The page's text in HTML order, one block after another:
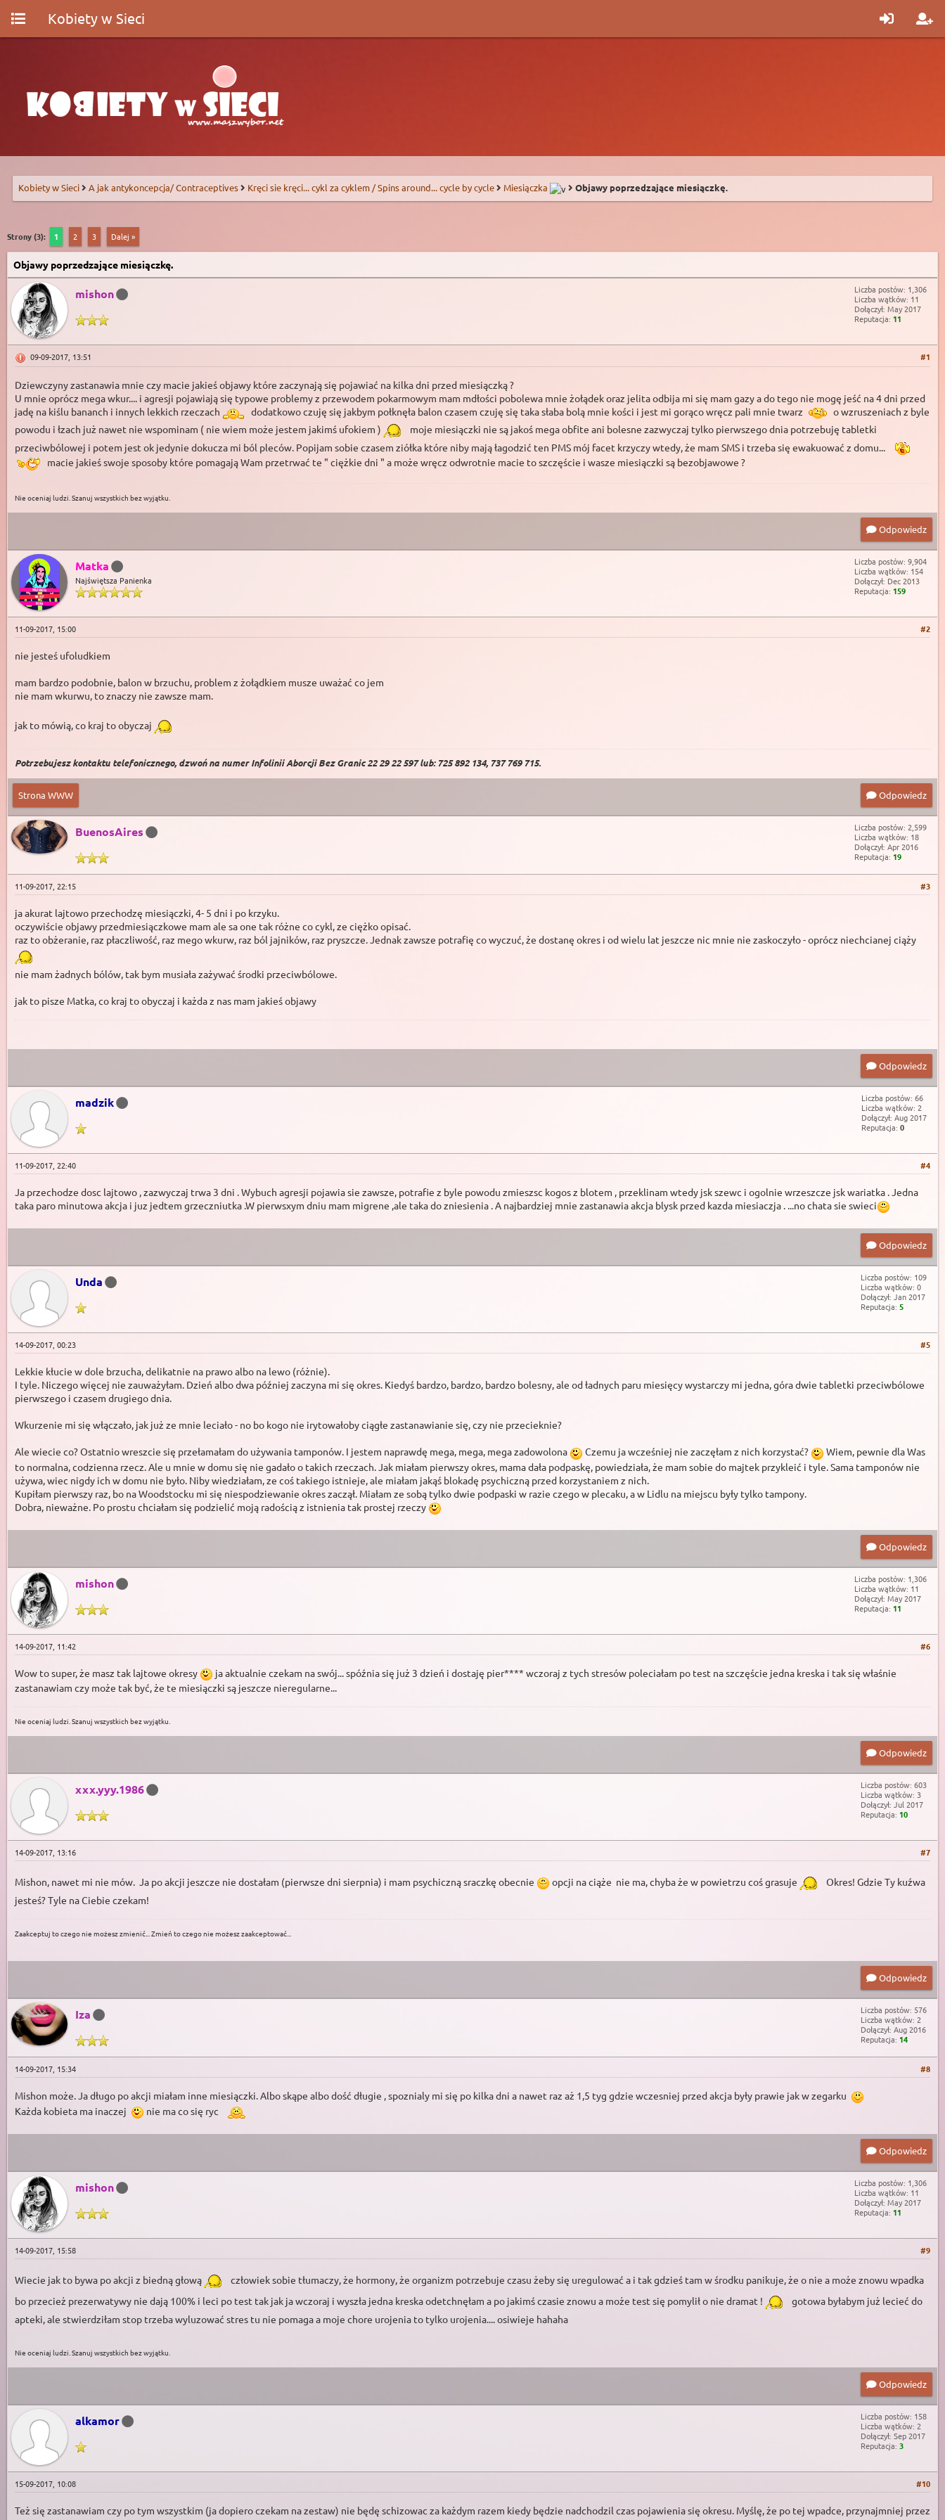
Kobiety w Sieci
Kobiety w Sieci A jak antykoncepcja/ Contraceptives Kręci sie kręci... cykl za cyklem / Spins around... cycle by cycle Miesiączka Objawy poprzedzające miesiączkę.
Strony (3): 1 2 3 Dalej »
Objawy poprzedzające miesiączkę.
mishon
Liczba postów: 1,306
Liczba wątków: 11
Dołączył: May 2017
Reputacja: 11
#1
09-09-2017, 13:51
Dziewczyny zastanawia mnie czy macie jakieś objawy które zaczynają się pojawiać na kilka dni przed miesiączką ?
U mnie oprócz mega wkur.... i agresji pojawiają się typowe problemy z przewodem pokarmowym mam mdłości pobolewa mnie żołądek oraz jelita odbija mi się mam gazy a do tego nie mogę jeść na 4 dni przed
jadę na kiślu bananch i innych lekkich rzeczach
dodatkowo czuję się jakbym połknęła balon czasem czuję się taka słaba bolą mnie kości i jest mi gorąco wręcz pali mnie twarz
o wzruszeniach z byle
powodu i łzach już nawet nie wspominam ( nie wiem może jestem jakimś ufokiem )
moje miesiączki nie są jakoś mega obfite ani bolesne zazwyczaj tylko pierwszego dnia potrzebuję tabletki
przeciwbólowej i potem jest ok jedynie dokucza mi ból pleców. Popijam sobie czasem ziółka które niby mają łagodzić ten PMS mój facet krzyczy wtedy, że mam SMS i trzeba się ewakuować z domu...
macie jakieś swoje sposoby które pomagają Wam przetrwać te " ciężkie dni " a może wręcz odwrotnie macie to szczęście i wasze miesiączki są bezobjawowe ?
Nie oceniaj ludzi. Szanuj wszystkich bez wyjątku.
Odpowiedz
Matka
Najświętsza Panienka
Liczba postów: 9,904
Liczba wątków: 154
Dołączył: Dec 2013
Reputacja: 159
#2
11-09-2017, 15:00
nie jesteś ufoludkiem
mam bardzo podobnie, balon w brzuchu, problem z żołądkiem musze uważać co jem
nie mam wkurwu, to znaczy nie zawsze mam.
jak to mówią, co kraj to obyczaj
Potrzebujesz kontaktu telefonicznego, dzwoń na numer Infolinii Aborcji Bez Granic 22 29 22 597 lub: 725 892 134, 737 769 715.
Strona WWW Odpowiedz
BuenosAires
Liczba postów: 2,599
Liczba wątków: 18
Dołączył: Apr 2016
Reputacja: 19
#3
11-09-2017, 22:15
ja akurat lajtowo przechodzę miesiączki, 4- 5 dni i po krzyku.
oczywiście objawy przedmiesiączkowe mam ale sa one tak różne co cykl, ze ciężko opisać.
raz to obżeranie, raz płaczliwość, raz mego wkurw, raz ból jajników, raz pryszcze. Jednak zawsze potrafię co wyczuć, że dostanę okres i od wielu lat jeszcze nic mnie nie zaskoczyło - oprócz niechcianej ciąży
nie mam żadnych bólów, tak bym musiała zażywać środki przeciwbólowe.
jak to pisze Matka, co kraj to obyczaj i każda z nas mam jakieś objawy
Odpowiedz
madzik
Liczba postów: 66
Liczba wątków: 2
Dołączył: Aug 2017
Reputacja: 0
#4
11-09-2017, 22:40
Ja przechodze dosc lajtowo , zazwyczaj trwa 3 dni . Wybuch agresji pojawia sie zawsze, potrafie z byle powodu zmieszsc kogos z blotem , przeklinam wtedy jsk szewc i ogolnie wrzeszcze jsk wariatka . Jedna
taka paro minutowa akcja i juz jedtem grzeczniutka .W pierwsxym dniu mam migrene ,ale taka do zniesienia . A najbardziej mnie zastanawia akcja blysk przed kazda miesiaczja . ...no chata sie swieci
Odpowiedz
Unda
Liczba postów: 109
Liczba wątków: 0
Dołączył: Jan 2017
Reputacja: 5
#5
14-09-2017, 00:23
Lekkie kłucie w dole brzucha, delikatnie na prawo albo na lewo (różnie).
I tyle. Niczego więcej nie zauważyłam. Dzień albo dwa później zaczyna mi się okres. Kiedyś bardzo, bardzo, bardzo bolesny, ale od ładnych paru miesięcy wystarczy mi jedna, góra dwie tabletki przeciwbólowe
pierwszego i czasem drugiego dnia.
Wkurzenie mi się włączało, jak już ze mnie leciało - no bo kogo nie irytowałoby ciągłe zastanawianie się, czy nie przecieknie?
Ale wiecie co? Ostatnio wreszcie się przełamałam do używania tamponów. I jestem naprawdę mega, mega, mega zadowolona Czemu ja wcześniej nie zaczęłam z nich korzystać?
Wiem, pewnie dla Was
to normalna, codzienna rzecz. Ale u mnie w domu się nie gadało o takich rzeczach. Jak miałam pierwszy okres, mama dała podpaskę, powiedziała, że mam sobie do majtek przykleić i tyle. Sama tamponów nie
używa, wiec nigdy ich w domu nie było. Niby wiedziałam, ze coś takiego istnieje, ale miałam jakąś blokadę psychiczną przed korzystaniem z nich.
Kupiłam pierwszy raz, bo na Woodstocku mi się niespodziewanie okres zaczął. Miałam ze sobą tylko dwie podpaski w razie czego w plecaku, a w Lidlu na miejscu były tylko tampony.
Dobra, nieważne. Po prostu chciałam się podzielić moją radością z istnienia tak prostej rzeczy
Odpowiedz
mishon
Liczba postów: 1,306
Liczba wątków: 11
Dołączył: May 2017
Reputacja: 11
#6
14-09-2017, 11:42
Wow to super, że masz tak lajtowe okresy
ja aktualnie czekam na swój... spóźnia się już 3 dzień i dostaję pier**** wczoraj z tych stresów poleciałam po test na szczęście jedna kreska i tak się właśnie
zastanawiam czy może tak być, że te miesiączki są jeszcze nieregularne...
Nie oceniaj ludzi. Szanuj wszystkich bez wyjątku.
Odpowiedz
xxx.yyy.1986
Liczba postów: 603
Liczba wątków: 3
Dołączył: Jul 2017
Reputacja: 10
#7
14-09-2017, 13:16
Mishon, nawet mi nie mów. Ja po akcji jeszcze nie dostałam (pierwsze dni sierpnia) i mam psychiczną sraczkę obecnie opcji na ciąże nie ma, chyba że w powietrzu coś grasuje
Okres! Gdzie Ty kuźwa
jesteś? Tyle na Ciebie czekam!
Zaakceptuj to czego nie możesz zmienić... Zmień to czego nie możesz zaakceptować...
Odpowiedz
Iza
Liczba postów: 576
Liczba wątków: 2
Dołączył: Aug 2016
Reputacja: 14
#8
14-09-2017, 15:34
Mishon może. Ja długo po akcji miałam inne miesiączki. Albo skąpe albo dość długie , spoznialy mi się po kilka dni a nawet raz aż 1,5 tyg gdzie wczesniej przed akcja były prawie jak w zegarku
Każda kobieta ma inaczej
nie ma co się ryc
Odpowiedz
mishon
Liczba postów: 1,306
Liczba wątków: 11
Dołączył: May 2017
Reputacja: 11
#9
14-09-2017, 15:58
Wiecie jak to bywa po akcji z biedną głową
człowiek sobie tłumaczy, że hormony, że organizm potrzebuje czasu żeby się uregulować a i tak gdzieś tam w środku panikuje, że o nie a może znowu wpadka
bo przecież prezerwatywy nie dają 100% i leci po test tak jak ja wczoraj i wyszła jedna kreska odetchnęłam a po jakimś czasie znowu a może test się pomylił o nie dramat !
gotowa byłabym już lecieć do
apteki, ale stwierdziłam stop trzeba wyluzować stres tu nie pomaga a moje chore urojenia to tylko urojenia.... osiwieje hahaha
Nie oceniaj ludzi. Szanuj wszystkich bez wyjątku.
Odpowiedz
alkamor
Liczba postów: 158
Liczba wątków: 2
Dołączył: Sep 2017
Reputacja: 3
#10
15-09-2017, 10:08
Też się zastanawiam czy po tym wszystkim (ja dopiero czekam na zestaw) nie będę schizowac za każdym razem kiedy będzie nadchodzil czas pojawienia się okresu. Myślę, że po tej wpadce, przynajmniej przez